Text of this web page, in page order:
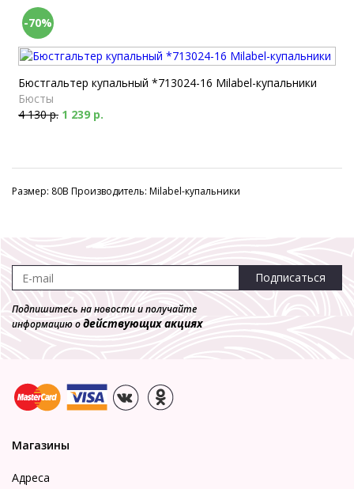
-70%
Бюстгальтер купальный *713024-16 Milabel-купальники
Бюсты
4 130 р. 1 239 р.
Размер: 80B Производитель: Milabel-купальники
Подписаться
Подпишитесь на новости и получайте
информацию одействующих акциях
Магазины
Адреса